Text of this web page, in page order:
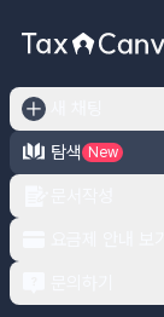
탐색
New